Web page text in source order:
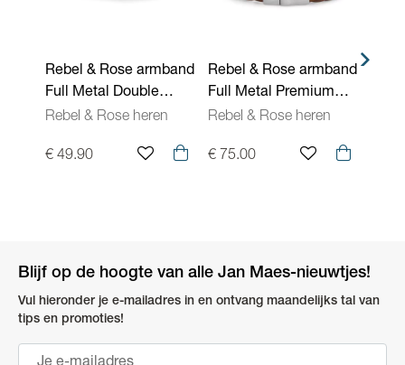
Rebel & Rose armband
Full Metal Double
Round Black RR-
Rebel & Rose heren
€ 49.90
Rebel & Rose armband
Full Metal Premium
Braided RR-M0053-S
Rebel & Rose heren
€ 75.00
Blijf op de hoogte van alle Jan Maes-nieuwtjes!
Vul hieronder je e-mailadres in en ontvang maandelijks tal van
tips en promoties!